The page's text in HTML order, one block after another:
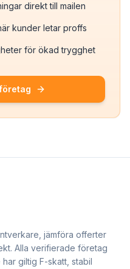
direkt till mailen
kunder letar proffs
för ökad trygghet
jämföra offerter
Alla verifierade företag
giltig F-skatt, stabil